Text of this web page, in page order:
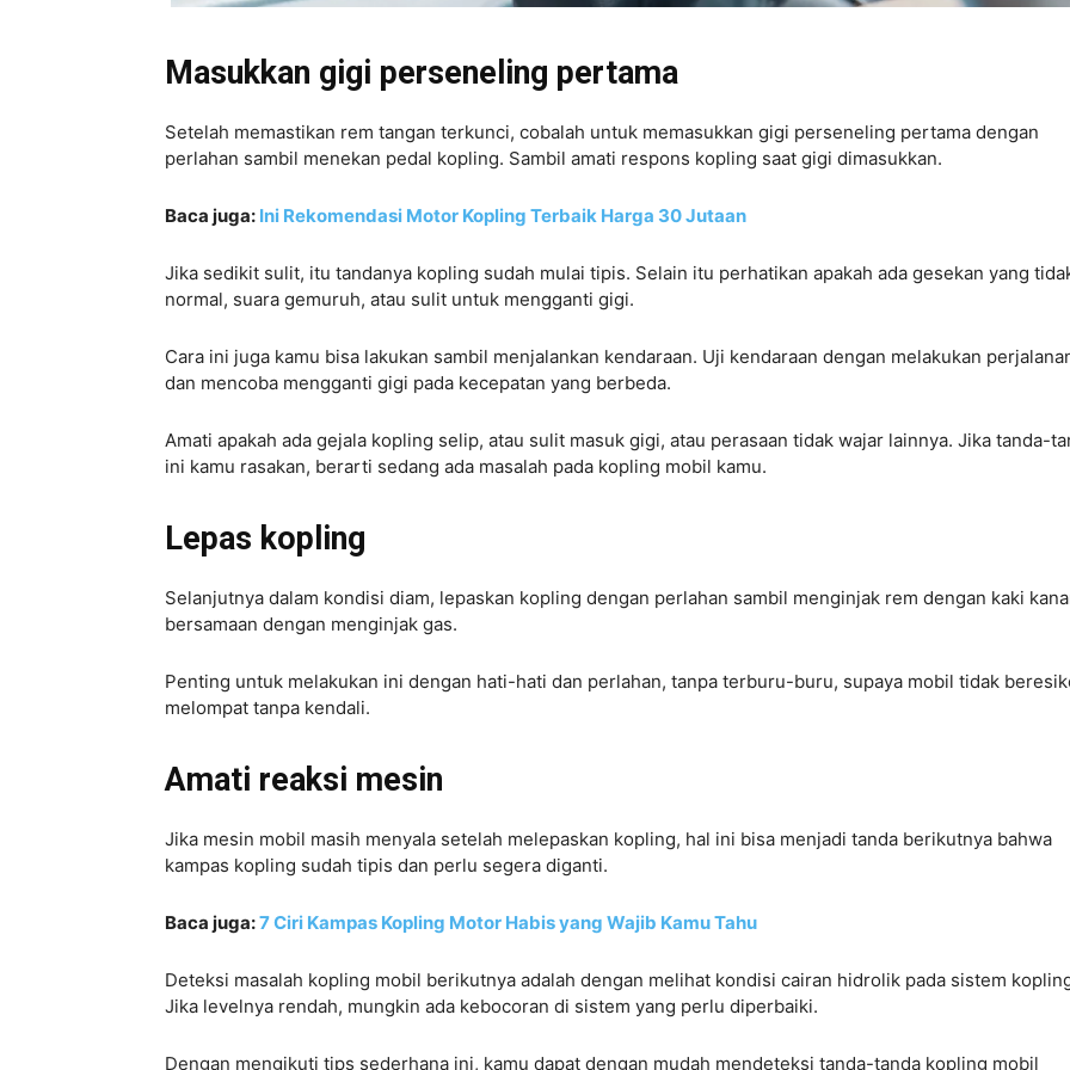
Masukkan gigi perseneling pertama
Setelah memastikan rem tangan terkunci, cobalah untuk memasukkan gigi perseneling pertama dengan
perlahan sambil menekan pedal kopling. Sambil amati respons kopling saat gigi dimasukkan.
Baca juga: Ini Rekomendasi Motor Kopling Terbaik Harga 30 Jutaan
Jika sedikit sulit, itu tandanya kopling sudah mulai tipis. Selain itu perhatikan apakah ada gesekan yang
normal, suara gemuruh, atau sulit untuk mengganti gigi.
Cara ini juga kamu bisa lakukan sambil menjalankan kendaraan. Uji kendaraan dengan melakukan
dan mencoba mengganti gigi pada kecepatan yang berbeda.
Amati apakah ada gejala kopling selip, atau sulit masuk gigi, atau perasaan tidak wajar lainnya. Jika tanda-
ini kamu rasakan, berarti sedang ada masalah pada kopling mobil kamu.
Lepas kopling
Selanjutnya dalam kondisi diam, lepaskan kopling dengan perlahan sambil menginjak rem dengan kaki
bersamaan dengan menginjak gas.
Penting untuk melakukan ini dengan hati-hati dan perlahan, tanpa terburu-buru, supaya mobil tidak
melompat tanpa kendali.
Amati reaksi mesin
Jika mesin mobil masih menyala setelah melepaskan kopling, hal ini bisa menjadi tanda berikutnya bahwa
kampas kopling sudah tipis dan perlu segera diganti.
Baca juga:7 Ciri Kampas Kopling Motor Habis yang Wajib Kamu Tahu
Deteksi masalah kopling mobil berikutnya adalah dengan melihat kondisi cairan hidrolik pada sistem
Jika levelnya rendah, mungkin ada kebocoran di sistem yang perlu diperbaiki.
Dengan mengikuti tips sederhana ini, kamu dapat dengan mudah mendeteksi tanda-tanda kopling mobil